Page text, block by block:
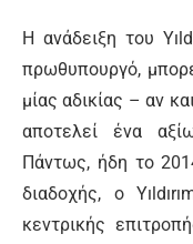
Η ανάδειξη του
πρωθυπουργό,
μίας αδικίας – αν
αποτελεί ένα
Πάντως, ήδη το
διαδοχής, ο
κεντρικής